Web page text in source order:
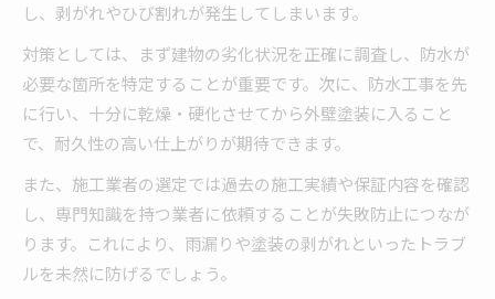
防水塗装や外壁塗装の費用相場の現実的な考え
方
塗装と防水の順序が重要な理由とは
外壁塗装と防水工事の施工順序が耐久性に直結
防水を先行する外壁塗装のメリットと注意点
外壁塗装と防水工事の順番で雨漏りリスクを防
ぐ
外壁塗装の正しい順序で失敗しない施工計画を
外壁塗装と防水工事の適切な順序で長持ちする
し、剥がれやひび割れが発生してしまいます。
対策としては、まず建物の劣化状況を正確に調査し、防水が
必要な箇所を特定することが重要です。次に、防水工事を先
に行い、十分に乾燥・硬化させてから外壁塗装に入ること
で、耐久性の高い仕上がりが期待できます。
また、施工業者の選定では過去の施工実績や保証内容を確認
し、専門知識を持つ業者に依頼することが失敗防止につなが
ります。これにより、雨漏りや塗装の剥がれといったトラブ
ルを未然に防げるでしょう。